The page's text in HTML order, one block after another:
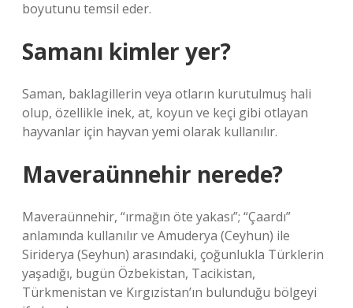
boyutunu temsil eder.
Samanı kimler yer?
Saman, baklagillerin veya otların kurutulmuş hali
olup, özellikle inek, at, koyun ve keçi gibi otlayan
hayvanlar için hayvan yemi olarak kullanılır.
Maveraünnehir nerede?
Maveraünnehir, “ırmağın öte yakası”; “Çaardı”
anlamında kullanılır ve Amuderya (Ceyhun) ile
Siriderya (Seyhun) arasındaki, çoğunlukla Türklerin
yaşadığı, bugün Özbekistan, Tacikistan,
Türkmenistan ve Kırgızistan’ın bulunduğu bölgeyi